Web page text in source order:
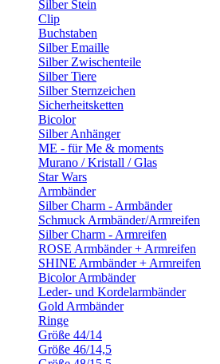
Silber Stein
Clip
Buchstaben
Silber Emaille
Silber Zwischenteile
Silber Tiere
Silber Sternzeichen
Sicherheitsketten
Bicolor
Silber Anhänger
ME - für Me & moments
Murano / Kristall / Glas
Star Wars
Armbänder
Silber Charm - Armbänder
Schmuck Armbänder/Armreifen
Silber Charm - Armreifen
ROSE Armbänder + Armreifen
SHINE Armbänder + Armreifen
Bicolor Armbänder
Leder- und Kordelarmbänder
Gold Armbänder
Ringe
Größe 44/14
Größe 46/14,5